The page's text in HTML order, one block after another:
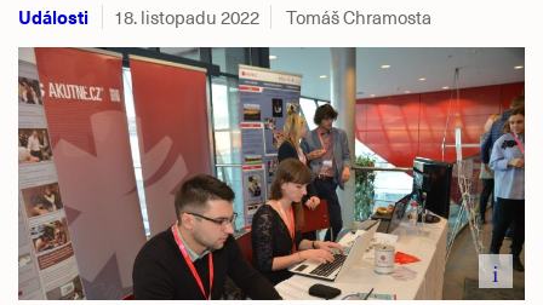
Události 18. listopadu 2022 Tomáš Chramosta
i